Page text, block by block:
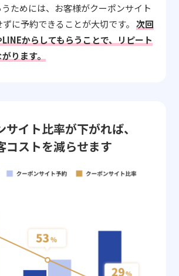
ためには、お客様がクーポンサイト
に予約できることが大切です。 次回
からしてもらうことで、リピート
ります。
サイト比率が下がれば、
コストを減らせます